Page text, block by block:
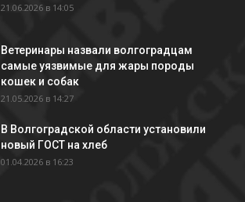
21.06.2026 в 14:05
Ветеринары назвали волгоградцам
самые уязвимые для жары породы
кошек и собак
21.05.2026 в 14:27
В Волгоградской области установили
новый ГОСТ на хлеб
01.04.2026 в 16:23